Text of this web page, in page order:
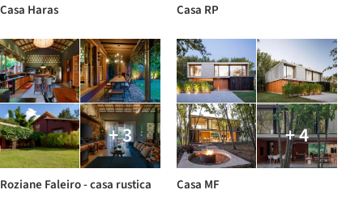
Casa Haras Casa RP
+ 3
Roziane Faleiro - casa rustica
+ 4
Casa MF